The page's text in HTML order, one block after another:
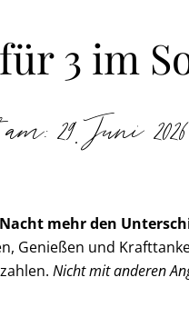
3 im
29. Juni 2026
mehr den
Genießen und
Nicht mit anderen